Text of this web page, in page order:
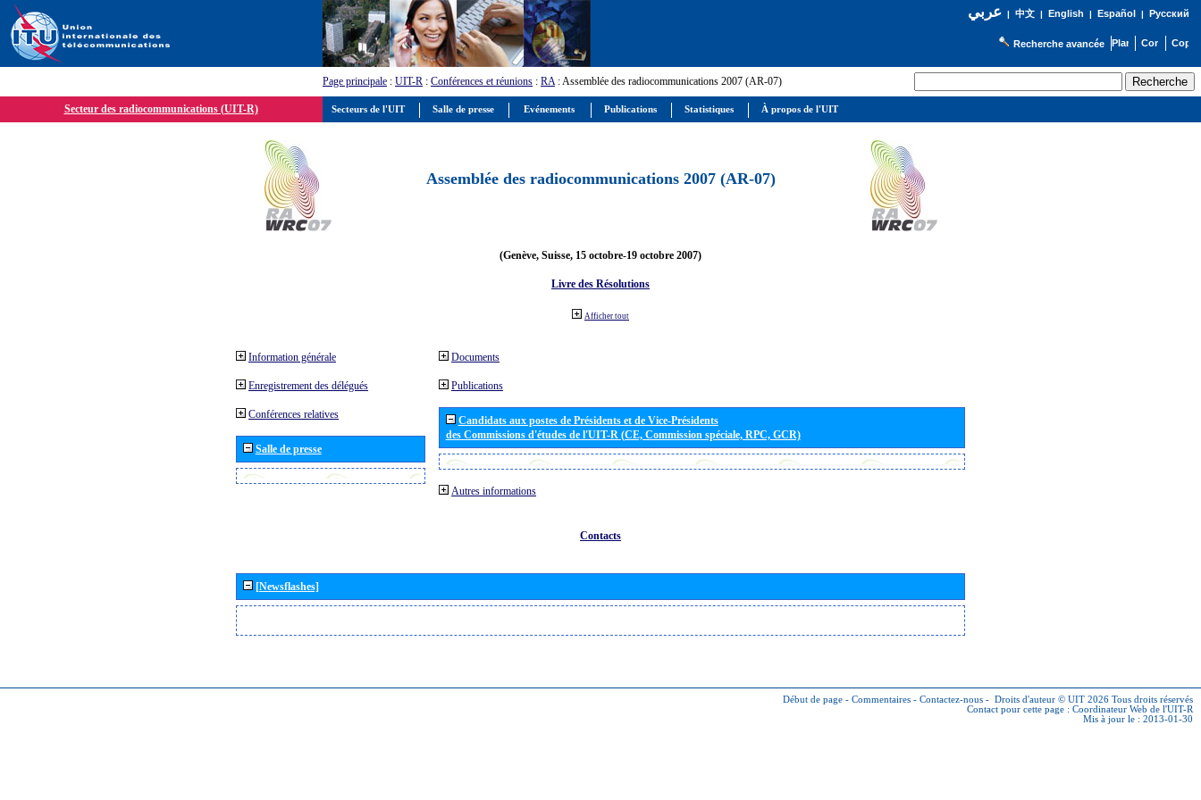
عربي| 中文| English | Español | Русский
Recherche avancée
Page principale : UIT-R : Conférences et réunions : RA: Assemblée des radiocommunications 2007 (AR-07)
Secteur des radiocommunications (UIT-R)
Assemblée des radiocommunications 2007 (AR-07)
(Genève, Suisse, 15 octobre-19 octobre 2007)
Livre des Résolutions
Afficher tout
Information générale
Enregistrement des délégués
Conférences relatives
Salle de presse
Documents
Publications
Candidats aux postes de Présidents et de Vice-Présidents
des Commissions d'études de l'UIT-R (CE, Commission spéciale, RPC, GCR)
Autres informations
Contacts
[Newsflashes]
Début de page - Commentaires - Contactez-nous - Droits d'auteur © UIT 2026 Tous droits réservés
Contact pour cette page : Coordinateur Web de l'UIT-R
Mis à jour le : 2013-01-30
Secteurs de l'UIT Salle de presse Evénements Publications Statistiques À propos de l'UIT